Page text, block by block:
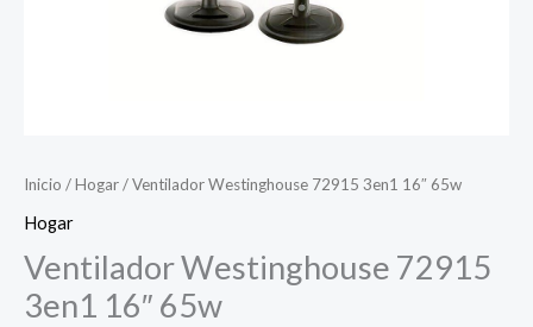
Inicio /Hogar/ Ventilador Westinghouse 72915 3en1 16″ 65w
Hogar
Ventilador Westinghouse 72915
3en1 16″ 65w